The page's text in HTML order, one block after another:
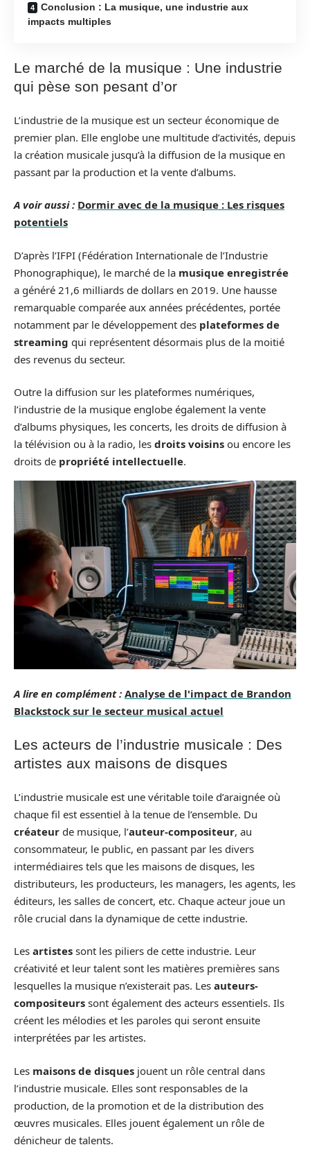
Conclusion : La musique, une industrie aux
impacts multiples
Le marché de la musique : Une industrie
qui pèse son pesant d’or
L’industrie de la musique est un secteur économique de
premier plan. Elle englobe une multitude d’activités, depuis
la création musicale jusqu’à la diffusion de la musique en
passant par la production et la vente d’albums.
A voir aussi : Dormir avec de la musique : Les risques
potentiels
D’après l’IFPI (Fédération Internationale de l’Industrie
Phonographique), le marché de la musique enregistrée
a généré 21,6 milliards de dollars en 2019. Une hausse
remarquable comparée aux années précédentes, portée
notamment par le développement des plateformes de
streaming qui représentent désormais plus de la moitié
des revenus du secteur.
Outre la diffusion sur les plateformes numériques,
l’industrie de la musique englobe également la vente
d’albums physiques, les concerts, les droits de diffusion à
la télévision ou à la radio, les droits voisins ou encore les
droits de propriété intellectuelle.
A lire en complément : Analyse de l'impact de Brandon
Blackstock sur le secteur musical actuel
Les acteurs de l’industrie musicale : Des
artistes aux maisons de disques
L’industrie musicale est une véritable toile d’araignée où
chaque fil est essentiel à la tenue de l’ensemble. Du
créateur de musique, l’auteur-compositeur, au
consommateur, le public, en passant par les divers
intermédiaires tels que les maisons de disques, les
distributeurs, les producteurs, les managers, les agents, les
éditeurs, les salles de concert, etc. Chaque acteur joue un
rôle crucial dans la dynamique de cette industrie.
Les artistes sont les piliers de cette industrie. Leur
créativité et leur talent sont les matières premières sans
lesquelles la musique n’existerait pas. Les auteurs-
compositeurs sont également des acteurs essentiels. Ils
créent les mélodies et les paroles qui seront ensuite
interprétées par les artistes.
Les maisons de disques jouent un rôle central dans
l’industrie musicale. Elles sont responsables de la
production, de la promotion et de la distribution des
œuvres musicales. Elles jouent également un rôle de
dénicheur de talents.